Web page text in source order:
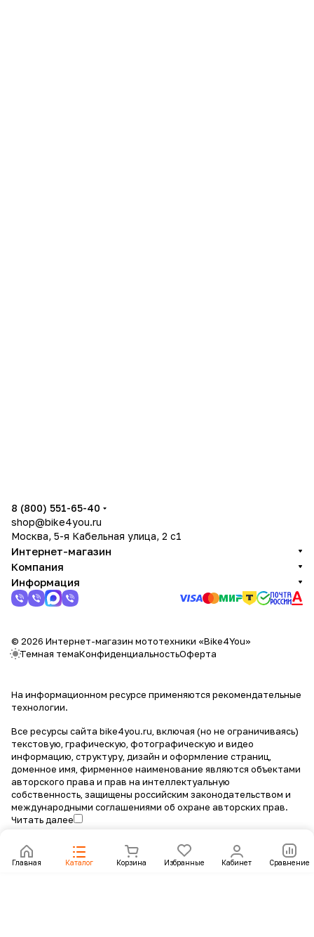
Главная Каталог Корзина Избранные Кабинет Сравнение
8 (800) 551-65-40
shop@bike4you.ru
Москва, 5-я Кабельная улица, 2 с1
Интернет-магазин
Компания
Информация
© 2026 Интернет-магазин мототехники «Bike4You»
Темная темаКонфиденциальностьОферта
На информационном ресурсе применяются рекомендательные
технологии.
Все ресурсы сайта bike4you.ru, включая (но не ограничиваясь)
текстовую, графическую, фотографическую и видео
информацию, структуру, дизайн и оформление страниц,
доменное имя, фирменное наименование являются объектами
авторского права и прав на интеллектуальную
собственность, защищены российским законодательством и
международными соглашениями об охране авторских прав.
Читать далее